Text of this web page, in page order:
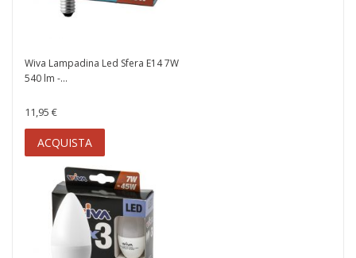
Wiva Lampadina Led Sfera E14 7W
540 lm -...
11,95 €
ACQUISTA